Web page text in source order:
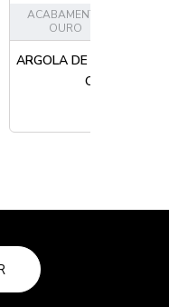
ACABAMENTO
OURO
ARGOLA DE MONTAGEM
OURO 13MM